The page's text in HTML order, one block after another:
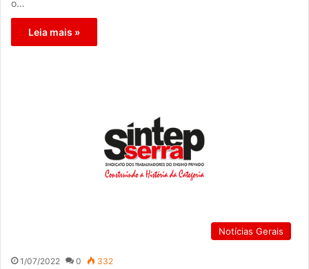
o…
Leia mais »
Notícias Gerais
1/07/2022 0 332